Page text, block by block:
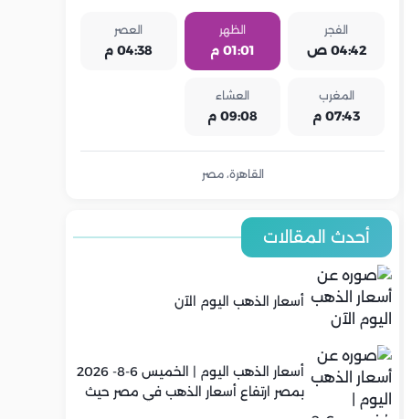
الفجر
04:42 ص
الظهر
01:01 م
العصر
04:38 م
المغرب
07:43 م
العشاء
09:08 م
القاهرة، مصر
أحدث المقالات
أسعار الذهب اليوم الآن
أسعار الذهب اليوم | الخميس 6-8- 2026
بمصر ارتفاع أسعار الذهب في مصر حيث